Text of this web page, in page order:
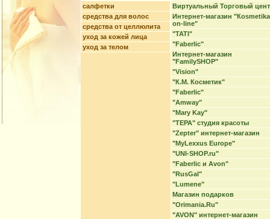
салфетки
средства для волос
средства от целлюлита
уход за кожей лица
уход за телом
Виртуальный Торговый
Интернет-магазин
on-line"
"TATI"
"Faberlic"
Интернет-магазин
"FamilySHOP"
"Vision"
"К.М. Косметик"
"Faberlic"
"Amway"
"Mary Kay"
"ТЕРА" студия красоты
"Zepter" интернет-магазин
"MyLexxus Europe"
"UNI-SHOP.ru"
"Faberlic и Avon"
"RusGal"
"Lumene"
Магазин подарков
"Orimania.Ru"
"AVON" интернет-магазин